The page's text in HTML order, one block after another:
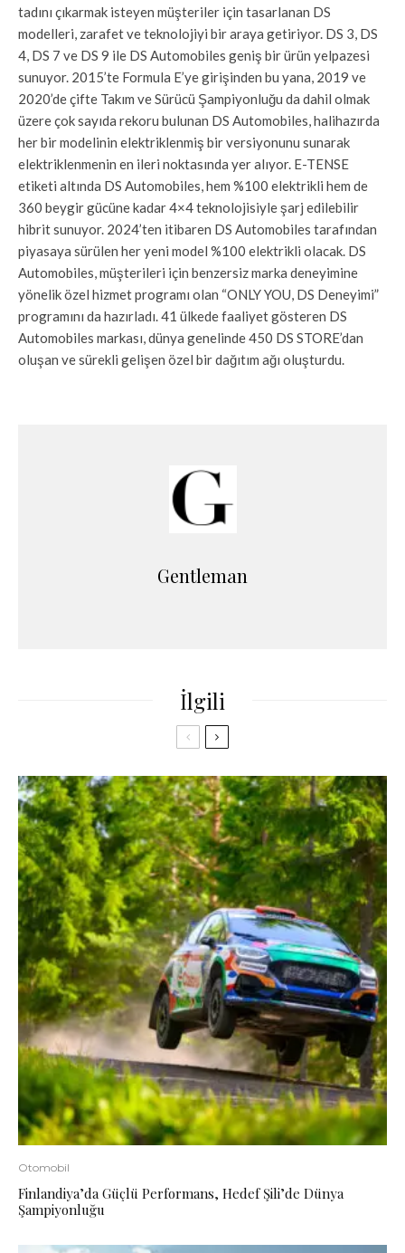
tadını çıkarmak isteyen müşteriler için tasarlanan DS
modelleri, zarafet ve teknolojiyi bir araya getiriyor. DS 3, DS
4, DS 7 ve DS 9 ile DS Automobiles geniş bir ürün yelpazesi
sunuyor. 2015’te Formula E’ye girişinden bu yana, 2019 ve
2020’de çifte Takım ve Sürücü Şampiyonluğu da dahil olmak
üzere çok sayıda rekoru bulunan DS Automobiles, halihazırda
her bir modelinin elektriklenmiş bir versiyonunu sunarak
elektriklenmenin en ileri noktasında yer alıyor. E-TENSE
etiketi altında DS Automobiles, hem %100 elektrikli hem de
360 beygir gücüne kadar 4×4 teknolojisiyle şarj edilebilir
hibrit sunuyor. 2024’ten itibaren DS Automobiles tarafından
piyasaya sürülen her yeni model %100 elektrikli olacak. DS
Automobiles, müşterileri için benzersiz marka deneyimine
yönelik özel hizmet programı olan “ONLY YOU, DS Deneyimi”
programını da hazırladı. 41 ülkede faaliyet gösteren DS
Automobiles markası, dünya genelinde 450 DS STORE’dan
oluşan ve sürekli gelişen özel bir dağıtım ağı oluşturdu.
Gentleman
İlgili
Otomobil
Finlandiya’da Güçlü Performans, Hedef Şili’de Dünya
Şampiyonluğu